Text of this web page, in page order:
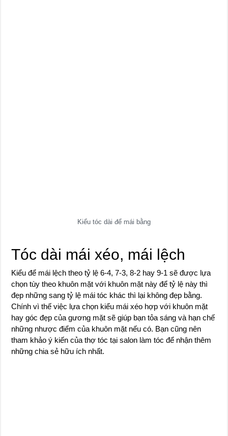
Kiểu tóc dài để mái bằng
Tóc dài mái xéo, mái lệch
Kiểu để mái lệch theo tỷ lệ 6-4, 7-3, 8-2 hay 9-1 sẽ được lựa
chọn tùy theo khuôn mặt với khuôn mặt này để tỷ lệ này thì
đẹp những sang tỷ lệ mái tóc khác thì lại không đẹp bằng.
Chính vì thế việc lựa chọn kiểu mái xéo hợp với khuôn mặt
hay góc đẹp của gương mặt sẽ giúp bạn tỏa sáng và hạn chế
những nhược điểm của khuôn mặt nếu có. Bạn cũng nên
tham khảo ý kiến của thợ tóc tại salon làm tóc để nhận thêm
những chia sẻ hữu ích nhất.